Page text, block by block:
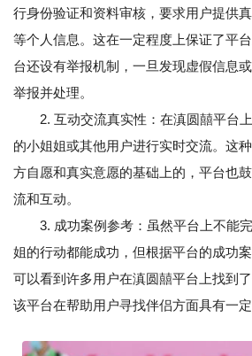
行身份验证和资料审核，要求用户提供
等个人信息。这在一定程度上保证了平
台还设有举报机制，一旦发现虚假信息
举报并处理。
2. 互动交流真实性：在滇圆囍平台上
的小姐姐或其他用户进行实时交流。这
方自愿和真实意愿的基础上的，平台也
流和互动。
3. 成功案例参考：虽然平台上不能完
姐的行动都能成功，但根据平台的成功
可以看到许多用户在滇圆囍平台上找到
该平台在帮助用户寻找伴侣方面具有一